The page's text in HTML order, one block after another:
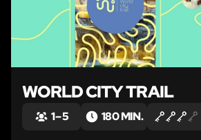
WORLD CITY TRAIL
1 – 5 180 MIN.